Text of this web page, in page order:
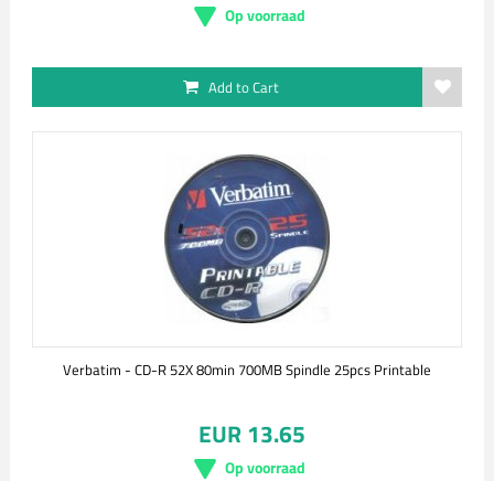
Op voorraad
Add to Cart
Verbatim - CD-R 52X 80min 700MB Spindle 25pcs Printable
EUR 13.65
Op voorraad